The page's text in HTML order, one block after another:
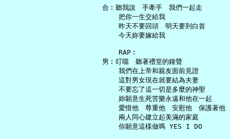
   合︰聽我說　手牽手　我們一起走
       把你一生交給我
       昨天不要回頭　明天要到白首
       今天妳要嫁給我
       RAP︰
   男︰叮噹　聽著禮堂的鐘聲
       我們在上帝和親友面前見證
       這對男女現在就要結為夫妻
       不要忘了這一切是多麼的神聖
       妳願意生死苦樂永遠和他在一起
       愛惜他　尊重他　安慰他　保護著他
       兩人同心建立起美滿的家庭
       你願意這樣做嗎 YES I DO